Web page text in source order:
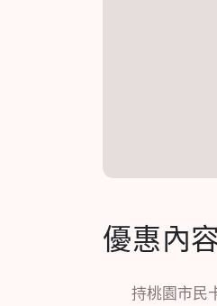
優惠內
持桃園市民